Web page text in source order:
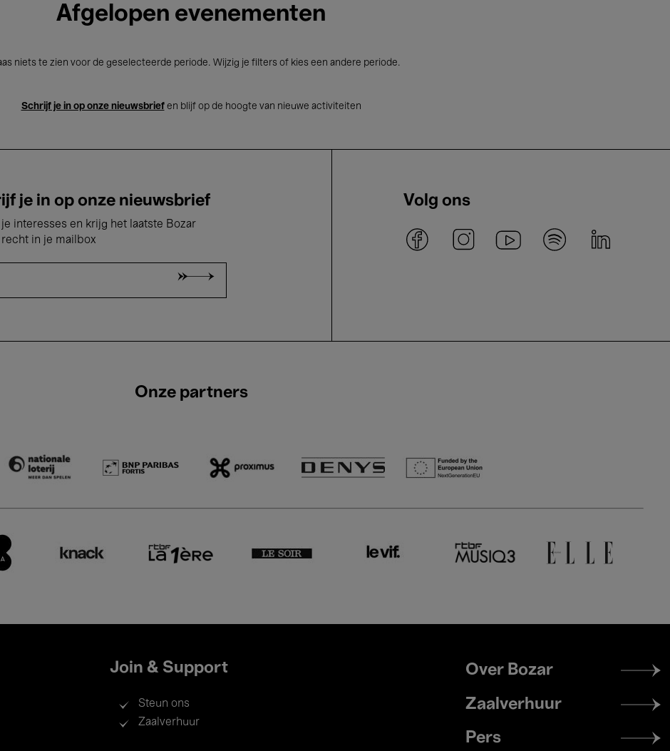
Afgelopen evenementen
niets te zien voor de geselecteerde periode. Wijzig je filters of kies een andere periode.
Schrijf je in op onze nieuwsbriefen blijf op de hoogte van nieuwe activiteiten
je in op onze nieuwsbrief
je interesses en krijg het laatste Bozar
recht in je mailbox
Volg ons
Onze partners
Join & Support
Steun ons
Zaalverhuur
Footer
menu
Over Bozar
Zaalverhuur
Pers